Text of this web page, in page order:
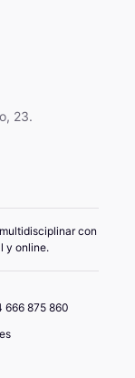
23.
con
y online.
666 875 860